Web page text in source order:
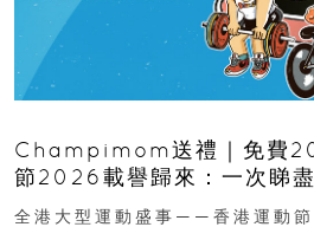
Champimom送禮｜免費
節2026載譽歸來：一次睇
動、街舞比賽＋逾百運動品
全港大型運動盛事——香港運動節